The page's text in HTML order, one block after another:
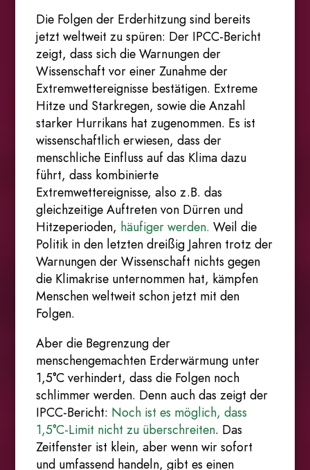
Die Folgen der Erderhitzung sind bereits
jetzt weltweit zu spüren: Der IPCC-Bericht
zeigt, dass sich die Warnungen der
Wissenschaft vor einer Zunahme der
Extremwettereignisse bestätigen. Extreme
Hitze und Starkregen, sowie die Anzahl
starker Hurrikans hat zugenommen. Es ist
wissenschaftlich erwiesen, dass der
menschliche Einfluss auf das Klima dazu
führt, dass kombinierte
Extremwettereignisse, also z.B. das
gleichzeitige Auftreten von Dürren und
Hitzeperioden, häufiger werden. Weil die
Politik in den letzten dreißig Jahren trotz der
Warnungen der Wissenschaft nichts gegen
die Klimakrise unternommen hat, kämpfen
Menschen weltweit schon jetzt mit den
Folgen.
Aber die Begrenzung der
menschengemachten Erderwärmung unter
1,5°C verhindert, dass die Folgen noch
schlimmer werden. Denn auch das zeigt der
IPCC-Bericht: Noch ist es möglich, dass
1,5°C-Limit nicht zu überschreiten. Das
Zeitfenster ist klein, aber wenn wir sofort
und umfassend handeln, gibt es einen